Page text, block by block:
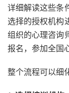
详细解读这些条
选择的授权机构
组织的心理咨询
报名，参加全国
整个流程可以细